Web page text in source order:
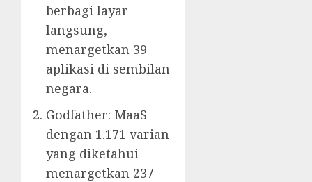
berbagi layar
langsung,
menargetkan 39
aplikasi di sembilan
negara.
Godfather: MaaS
dengan 1.171 varian
yang diketahui
menargetkan 237